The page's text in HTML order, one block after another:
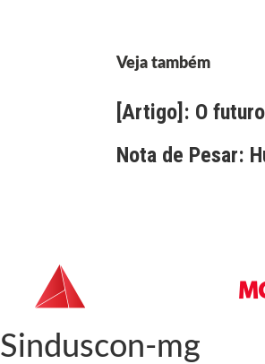
Veja também
[Artigo]: O
Nota de Pesar:
Sinduscon-mg